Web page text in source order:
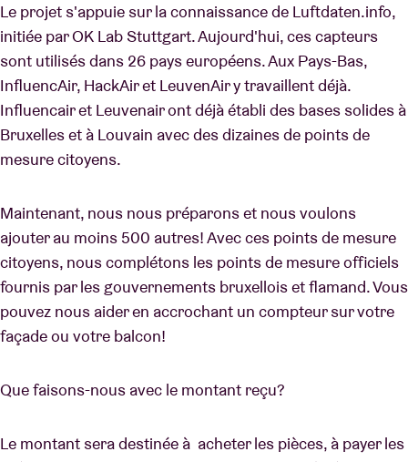
Le projet s'appuie sur la connaissance de Luftdaten.info,
initiée par OK Lab Stuttgart. Aujourd'hui, ces capteurs
sont utilisés dans 26 pays européens. Aux Pays-Bas,
InfluencAir, HackAir et LeuvenAir y travaillent déjà.
Influencair et Leuvenair ont déjà établi des bases solides à
Bruxelles et à Louvain avec des dizaines de points de
mesure citoyens.
Maintenant, nous nous préparons et nous voulons
ajouter au moins 500 autres! Avec ces points de mesure
citoyens, nous complétons les points de mesure officiels
fournis par les gouvernements bruxellois et flamand. Vous
pouvez nous aider en accrochant un compteur sur votre
façade ou votre balcon!
Que faisons-nous avec le montant reçu?
Le montant sera destinée à acheter les pièces, à payer les